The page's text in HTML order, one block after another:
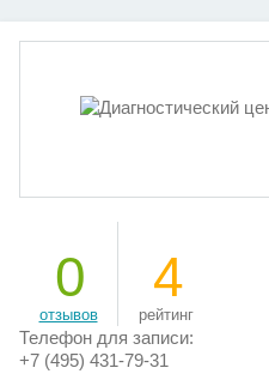
0
отзывов
4
рейтинг
Телефон для записи:
+7 (495) 431-79-31